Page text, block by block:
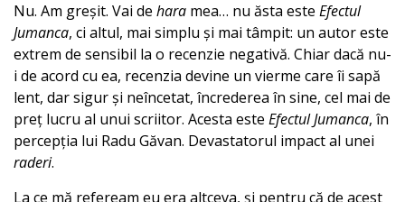
Nu. Am greșit. Vai de hara mea… nu ăsta este Efectul
Jumanca, ci altul, mai simplu și mai tâmpit: un autor este
extrem de sensibil la o recenzie negativă. Chiar dacă nu-
i de acord cu ea, recenzia devine un vierme care îi sapă
lent, dar sigur și neîncetat, încrederea în sine, cel mai de
preț lucru al unui scriitor. Acesta este Efectul Jumanca, în
percepția lui Radu Găvan. Devastatorul impact al unei
raderi.
La ce mă refeream eu era altceva, și pentru că de acest